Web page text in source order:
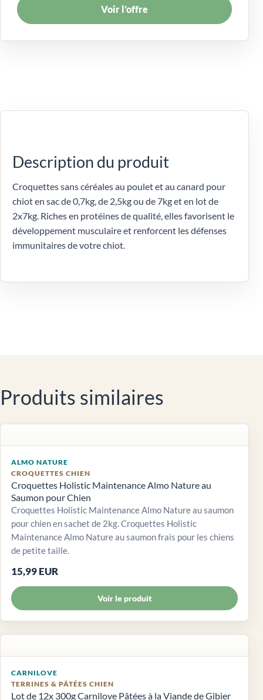
Voir l’offre
Description du produit
Croquettes sans céréales au poulet et au canard pour
chiot en sac de 0,7kg, de 2,5kg ou de 7kg et en lot de
2x7kg. Riches en protéines de qualité, elles favorisent le
développement musculaire et renforcent les défenses
immunitaires de votre chiot.
Produits similaires
ALMO NATURE
CROQUETTES CHIEN
Croquettes Holistic Maintenance Almo Nature au
Saumon pour Chien
Croquettes Holistic Maintenance Almo Nature au saumon
pour chien en sachet de 2kg. Croquettes Holistic
Maintenance Almo Nature au saumon frais pour les chiens
de petite taille.
15,99 EUR
Voir le produit
CARNILOVE
TERRINES & PÂTÉES CHIEN
Lot de 12x 300g Carnilove Pâtées à la Viande de Gibier